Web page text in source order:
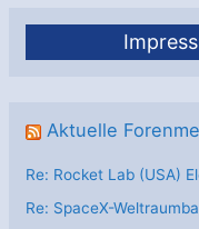
Aktuelle
Re: Rocket Lab (USA)
Re: SpaceX-